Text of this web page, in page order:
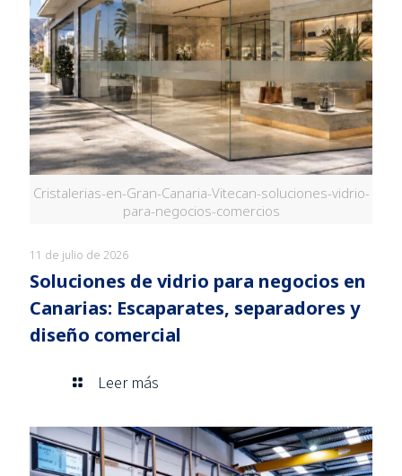
Cristalerias-en-Gran-Canaria-Vitecan-soluciones-vidrio-
para-negocios-comercios
11 de julio de 2026
Soluciones de vidrio para negocios en
Canarias: Escaparates, separadores y
diseño comercial
Leer más